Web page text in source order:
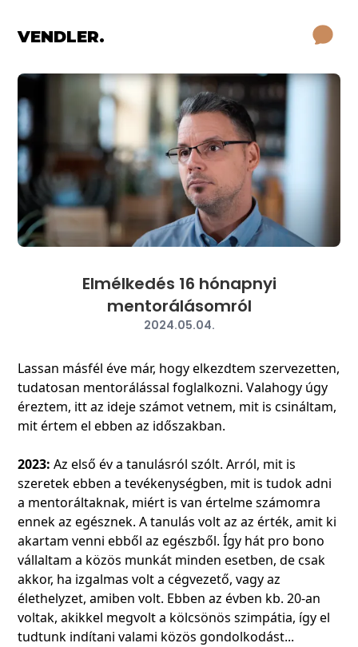
VENDLER.
Elmélkedés 16 hónapnyi
mentorálásomról
2024.05.04.
Lassan másfél éve már, hogy elkezdtem szervezetten,
tudatosan mentorálással foglalkozni. Valahogy úgy
éreztem, itt az ideje számot vetnem, mit is csináltam,
mit értem el ebben az időszakban.
2023: Az első év a tanulásról szólt. Arról, mit is
szeretek ebben a tevékenységben, mit is tudok adni
a mentoráltaknak, miért is van értelme számomra
ennek az egésznek. A tanulás volt az az érték, amit ki
akartam venni ebből az egészből. Így hát pro bono
vállaltam a közös munkát minden esetben, de csak
akkor, ha izgalmas volt a cégvezető, vagy az
élethelyzet, amiben volt. Ebben az évben kb. 20-an
voltak, akikkel megvolt a kölcsönös szimpátia, így el
tudtunk indítani valami közös gondolkodást...